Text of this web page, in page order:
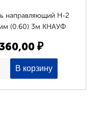
направляющий Н-2
(0.60) 3м КНАУФ
₽